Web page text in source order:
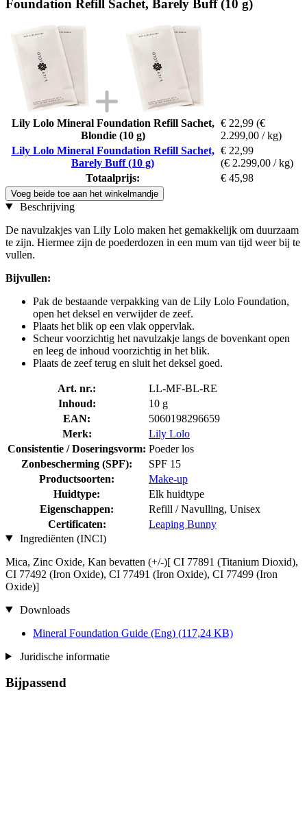
Foundation Refill Sachet, Barely Buff (10 g)
Lily Lolo Mineral Foundation Refill Sachet,
Blondie (10 g)
€ 22,99 (€
2.299,00 / kg)
Lily Lolo Mineral Foundation Refill Sachet,
Barely Buff (10 g)
€ 22,99
(€ 2.299,00 / kg)
Totaalprijs:
€ 45,98
Voeg beide toe aan het winkelmandje
Beschrijving
De navulzakjes van Lily Lolo maken het gemakkelijk om duurzaam
te zijn. Hiermee zijn de poederdozen in een mum van tijd weer bij te
vullen.
Bijvullen:
Pak de bestaande verpakking van de Lily Lolo Foundation,
open het deksel en verwijder de zeef.
Plaats het blik op een vlak oppervlak.
Scheur voorzichtig het navulzakje langs de bovenkant open
en leeg de inhoud voorzichtig in het blik.
Plaats de zeef terug en sluit het deksel goed.
Art. nr.:
LL-MF-BL-RE
Inhoud:
10 g
EAN:
5060198296659
Merk:
Lily Lolo
Consistentie / Doseringsvorm: Poeder los
Zonbescherming (SPF):
SPF 15
Productsoorten:
Make-up
Huidtype:
Elk huidtype
Eigenschappen:
Refill / Navulling, Unisex
Certificaten:
Leaping Bunny
Ingrediënten (INCI)
Mica, Zinc Oxide, Kan bevatten (+/-)[ CI 77891 (Titanium Dioxid),
CI 77492 (Iron Oxide), CI 77491 (Iron Oxide), CI 77499 (Iron
Oxide)]
Downloads
Mineral Foundation Guide (Eng) (117,24 KB)
Juridische informatie
Bijpassend